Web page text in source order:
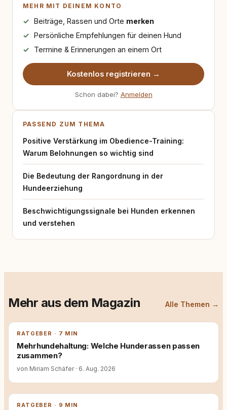
MEHR MIT DEINEM KONTO
Beiträge, Rassen und Orte merken
Persönliche Empfehlungen für deinen Hund
Termine & Erinnerungen an einem Ort
Kostenlos registrieren →
Schon dabei? Anmelden
PASSEND ZUM THEMA
Positive Verstärkung im Obedience-Training:
Warum Belohnungen so wichtig sind
Die Bedeutung der Rangordnung in der
Hundeerziehung
Beschwichtigungssignale bei Hunden erkennen
und verstehen
Mehr aus dem Magazin Alle Themen →
RATGEBER · 7 MIN
Mehrhundehaltung: Welche Hunderassen passen
zusammen?
von Miriam Schäfer · 6. Aug. 2026
RATGEBER · 9 MIN